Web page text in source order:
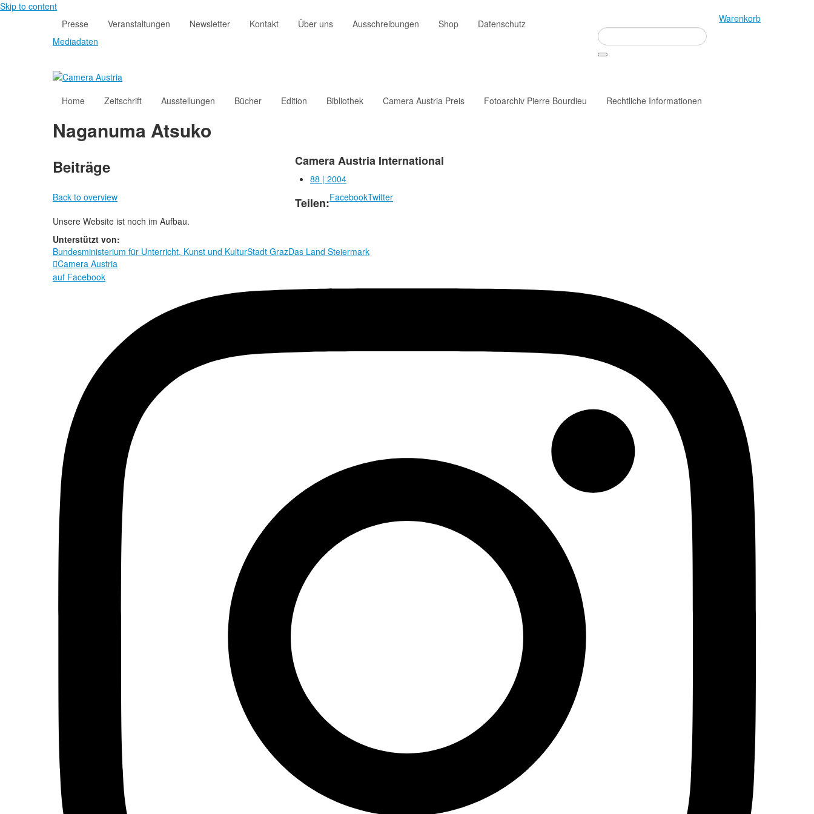
Skip to content
Presse
Veranstaltungen Newsletter Kontakt Über uns Ausschreibungen Shop
Datenschutz
Mediadaten
Warenkorb
Home Zeitschrift Ausstellungen Bücher Edition Bibliothek Camera Austria Preis Fotoarchiv Pierre Bourdieu Rechtliche Informationen
Naganuma Atsuko
Beiträge Camera Austria International
88 | 2004
Back to overview
Teilen:FacebookTwitter
Unsere Website ist noch im Aufbau.
Unterstützt von:
Bundesministerium für Unterricht, Kunst und KulturStadt GrazDas Land Steiermark
Camera Austria
auf Facebook